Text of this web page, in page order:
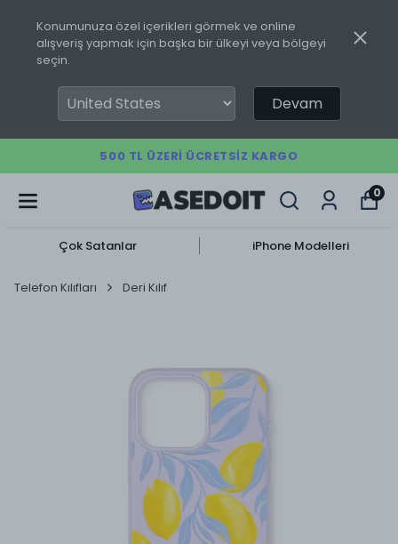
Konumunuza özel içerikleri görmek ve online
alışveriş yapmak için başka bir ülkeyi veya bölgeyi
seçin.
Devam
500 TL ÜZERI ÜCRETSIZ KARGO
0
Çok Satanlar iPhone Modelleri
Telefon Kılıfları Deri Kılıf